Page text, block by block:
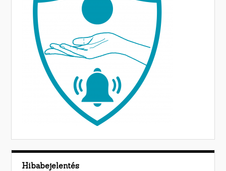
Hibabejelentés